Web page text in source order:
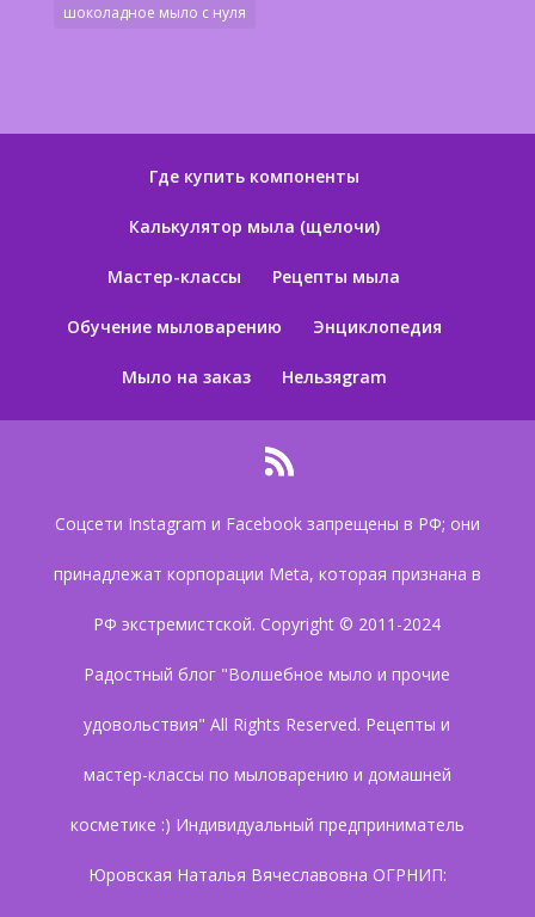
шоколадное мыло с нуля
Где купить компоненты
Калькулятор мыла (щелочи)
Мастер-классы Рецепты мыла
Обучение мыловарению Энциклопедия
Мыло на заказ Нельзяgram
Соцсети Instagram и Facebook запрещены в РФ; они
принадлежат корпорации Meta, которая признана в
РФ экстремистской. Copyright © 2011-2024
Радостный блог "Волшебное мыло и прочие
удовольствия" All Rights Reserved. Рецепты и
мастер-классы по мыловарению и домашней
косметике :) Индивидуальный предприниматель
Юровская Наталья Вячеславовна ОГРНИП: